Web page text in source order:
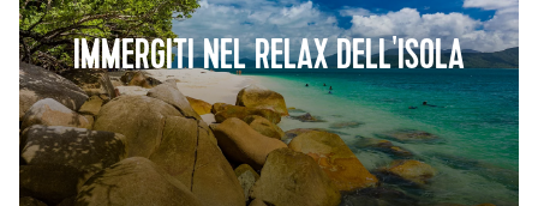
IMMERGITI NEL RELAX DELL'ISOLA